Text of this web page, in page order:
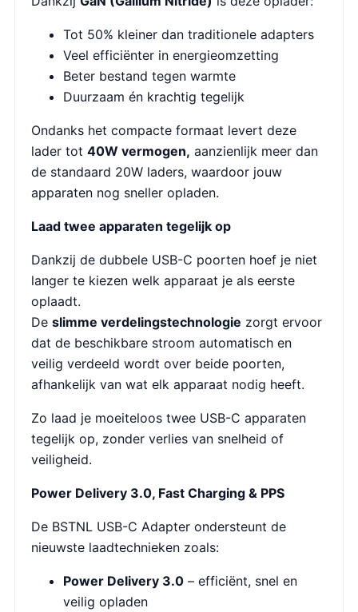
Tot 50% kleiner dan traditionele adapters
Veel efficiënter in energieomzetting
Beter bestand tegen warmte
Duurzaam én krachtig tegelijk
Ondanks het compacte formaat levert deze
lader tot 40W vermogen, aanzienlijk meer dan
de standaard 20W laders, waardoor jouw
apparaten nog sneller opladen.
Laad twee apparaten tegelijk op
Dankzij de dubbele USB-C poorten hoef je niet
langer te kiezen welk apparaat je als eerste
oplaadt.
De slimme verdelingstechnologie zorgt ervoor
dat de beschikbare stroom automatisch en
veilig verdeeld wordt over beide poorten,
afhankelijk van wat elk apparaat nodig heeft.
Zo laad je moeiteloos twee USB-C apparaten
tegelijk op, zonder verlies van snelheid of
veiligheid.
Power Delivery 3.0, Fast Charging & PPS
De BSTNL USB-C Adapter ondersteunt de
nieuwste laadtechnieken zoals:
Power Delivery 3.0 – efficiënt, snel en
veilig opladen